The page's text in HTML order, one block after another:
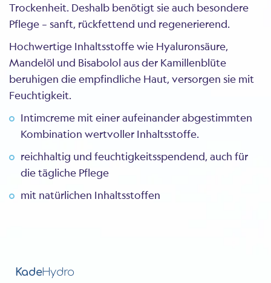
Trockenheit. Deshalb benötigt sie auch besondere
Pflege – sanft, rückfettend und regenerierend.
Hochwertige Inhaltsstoffe wie Hyaluronsäure,
Mandelöl und Bisabolol aus der Kamillenblüte
beruhigen die empfindliche Haut, versorgen sie mit
Feuchtigkeit.
Intimcreme mit einer aufeinander abgestimmten
Kombination wertvoller Inhaltsstoffe.
reichhaltig und feuchtigkeitsspendend, auch für
die tägliche Pflege
mit natürlichen Inhaltsstoffen
KadeHydro